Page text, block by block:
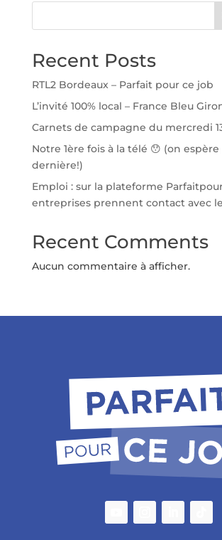
Recent Posts
RTL2 Bordeaux – Parfait pour ce job
L’invité 100% local – France Bleu
Carnets de campagne du mercredi
Notre 1ère fois à la télé 😯 (on espère
dernière!)
Emploi : sur la plateforme
entreprises prennent contact avec
Recent Comments
Aucun commentaire à afficher.